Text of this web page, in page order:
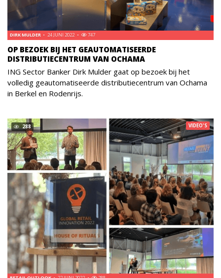
OP BEZOEK BIJ HET GEAUTOMATISEERDE
DISTRIBUTIECENTRUM VAN OCHAMA
DIRK MULDER 24 JUNI 2022 747
ING Sector Banker Dirk Mulder gaat op bezoek bij het
volledig geautomatiseerde distributiecentrum van Ochama
in Berkel en Rodenrijs.
288 VIDEO'S